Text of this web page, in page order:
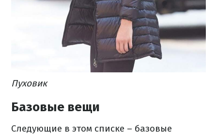
Пуховик
Базовые вещи
Следующие в этом списке – базовые